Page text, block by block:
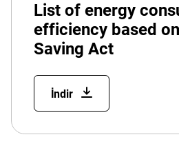
List of energy
efficiency based
Saving Act
İndir